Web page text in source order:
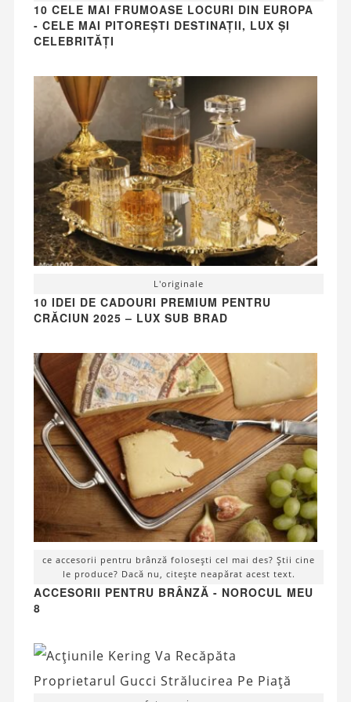
10 CELE MAI FRUMOASE LOCURI DIN EUROPA
- CELE MAI PITOREȘTI DESTINAȚII, LUX ȘI
CELEBRITĂȚI
L'originale
10 IDEI DE CADOURI PREMIUM PENTRU
CRĂCIUN 2025 – LUX SUB BRAD
ce accesorii pentru brânză folosești cel mai des? Știi cine
le produce? Dacă nu, citește neapărat acest text.
ACCESORII PENTRU BRÂNZĂ - NOROCUL MEU
8